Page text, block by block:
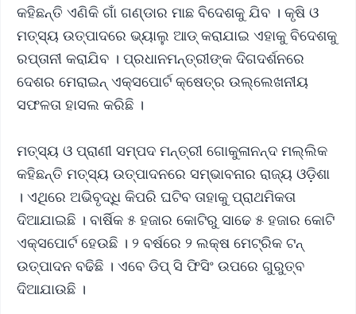
କହିଛନ୍ତି ଏଣିକି ଗାଁ ଗଣ୍ଡାର ମାଛ ବିଦେଶକୁ ଯିବ । କୃଷି ଓ
ମତ୍ସ୍ୟ ଉତ୍ପାଦରେ ଭ୍ୟାଲୁ ଆଡ୍‌ କରାଯାଇ ଏହାକୁ ବିଦେଶକୁ
ରପ୍ତାନୀ କରାଯିବ । ପ୍ରଧାନମନ୍ତ୍ରୀଙ୍କ ଦିଗଦର୍ଶନରେ
ଦେଶର ମେରାଇନ୍ ଏକ୍ସପୋର୍ଟ କ୍ଷେତ୍ର ଉଲ୍ଲେଖନୀୟ
ସଫଳତା ହାସଲ କରିଛି ।
ମତ୍ସ୍ୟ ଓ ପ୍ରାଣୀ ସମ୍ପଦ ମନ୍ତ୍ରୀ ଗୋକୁଳାନନ୍ଦ ମଲ୍ଲିକ
କହିଛନ୍ତି ମତ୍ସ୍ୟ ଉତ୍ପାଦନରେ ସମ୍ଭାବନାର ରାଜ୍ୟ ଓଡ଼ିଶା
। ଏଥିରେ ଅଭିବୃଦ୍ଧି କିପରି ଘଟିବ ତାହାକୁ ପ୍ରାଥମିକତା
ଦିଆଯାଇଛି । ବାର୍ଷିକ ୫ ହଜାର କୋଟିରୁ ସାଢେ ୫ ହଜାର କୋଟି
ଏକ୍ସପୋର୍ଟ ହେଉଛି । ୨ ବର୍ଷରେ ୨ ଲକ୍ଷ ମେଟ୍ରିକ ଟନ୍‌
ଉତ୍ପାଦନ ବଢିଛି । ଏବେ ଡିପ୍‌ ସି ଫିସିଂ ଉପରେ ଗୁରୁତ୍ବ
ଦିଆଯାଉଛି ।